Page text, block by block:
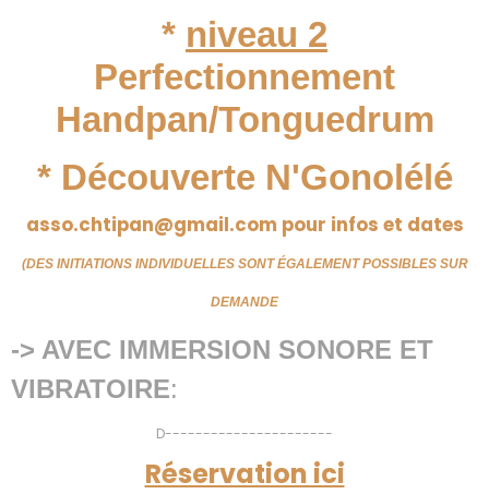
* niveau 2
Perfectionnement
Handpan/Tonguedrum
* Découverte N'Gonolélé
asso.chtipan@gmail.com pour infos et dates
(DES INITIATIONS INDIVIDUELLES SONT ÉGALEMENT POSSIBLES SUR
DEMANDE
-> AVEC IMMERSION SONORE ET
VIBRATOIRE:
D----------------------
Réservation ici